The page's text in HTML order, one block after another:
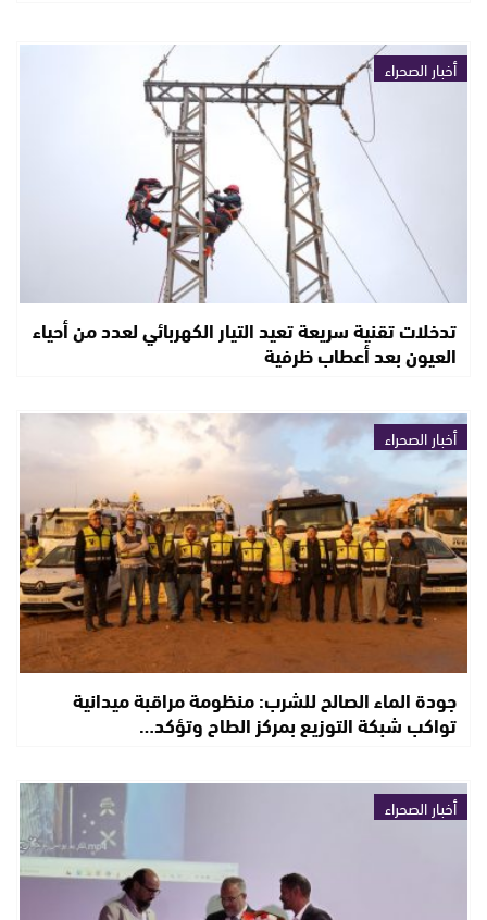
أخبار الصحراء
تدخلات تقنية سريعة تعيد التيار الكهربائي لعدد من أحياء
العيون بعد أعطاب ظرفية
أخبار الصحراء
جودة الماء الصالح للشرب: منظومة مراقبة ميدانية
تواكب شبكة التوزيع بمركز الطاح وتؤكد…
أخبار الصحراء